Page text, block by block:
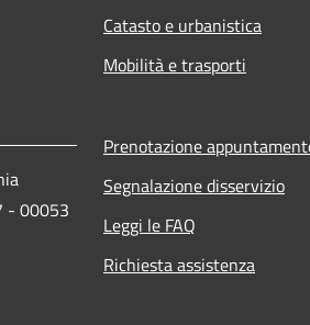
Catasto e urbanistica
Mobilità e trasporti
- 00053
Prenotazione
Segnalazione disservizio
Leggi le FAQ
Richiesta assistenza